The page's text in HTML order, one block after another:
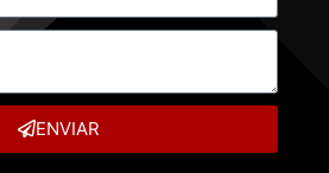
ENVIAR